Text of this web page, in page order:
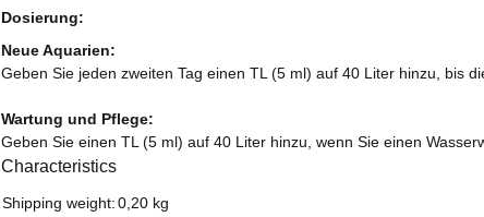
Dosierung:
Neue Aquarien:
Geben Sie jeden zweiten Tag einen TL (5 ml) auf 40 Liter hinzu, bis
Wartung und Pflege:
Geben Sie einen TL (5 ml) auf 40 Liter hinzu, wenn Sie einen
Characteristics
Item information
Value
Shipping weight:0,20 kg